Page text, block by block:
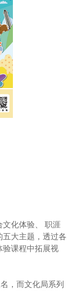
化体验、 职涯
大主题，透过各
验课程中拓展视
，而文化局系列